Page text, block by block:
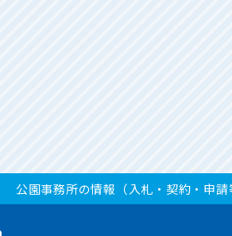
公園事務所の情報（入札・契約・申請